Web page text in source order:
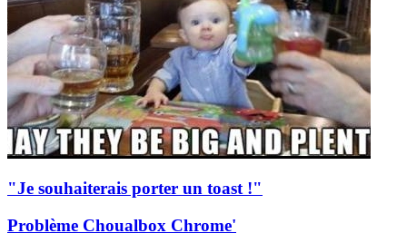
"Je souhaiterais porter un toast !"
Problème Choualbox Chrome'